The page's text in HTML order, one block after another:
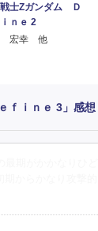
士Ζガンダム Ｄ
ｎｅ 2
宏幸 他
ｆｉｎｅ 3」感
期からかなり攻撃